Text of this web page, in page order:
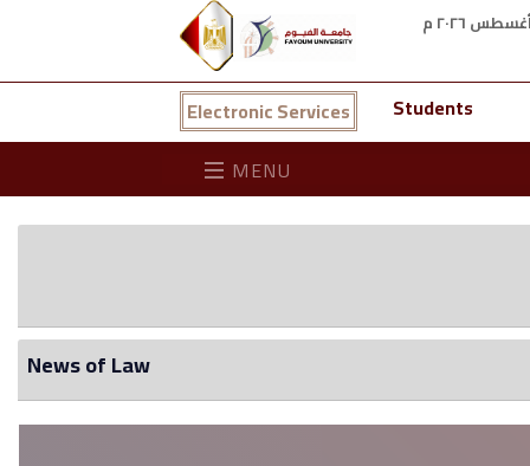
Electronic Services Students
MENU
News of Law